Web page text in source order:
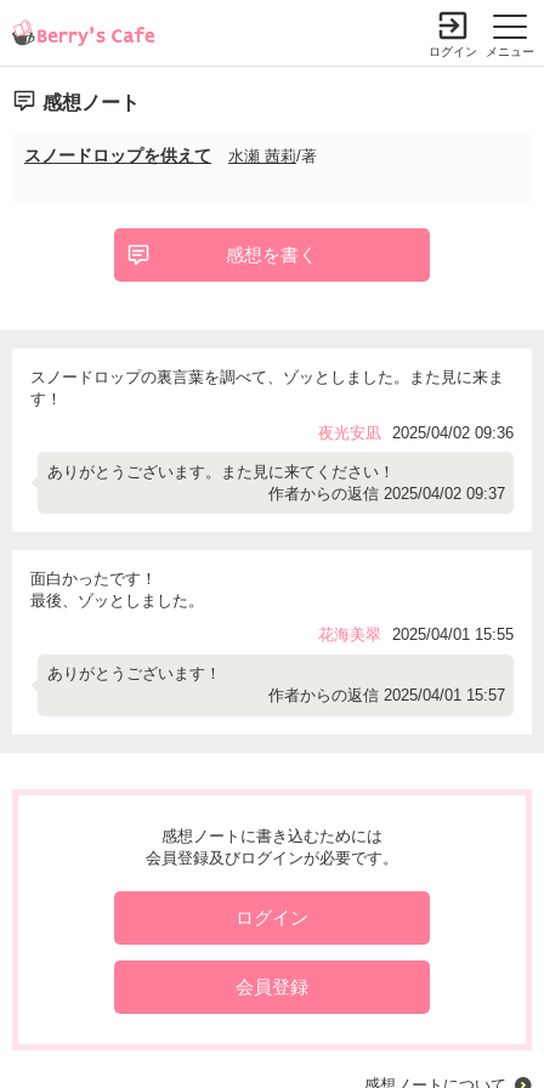
メニュー
ログイン
感想ノート
スノードロップを供えて 水瀬 茜莉/著
感想を書く
スノードロップの裏言葉を調べて、ゾッとしました。また見に来ま
す！
夜光安凪
2025/04/02 09:36
ありがとうございます。また見に来てください！
作者からの返信 2025/04/02 09:37
面白かったです！
最後、ゾッとしました。
花海美翠
2025/04/01 15:55
ありがとうございます！
作者からの返信 2025/04/01 15:57
感想ノートに書き込むためには
会員登録及びログインが必要です。
ログイン
会員登録